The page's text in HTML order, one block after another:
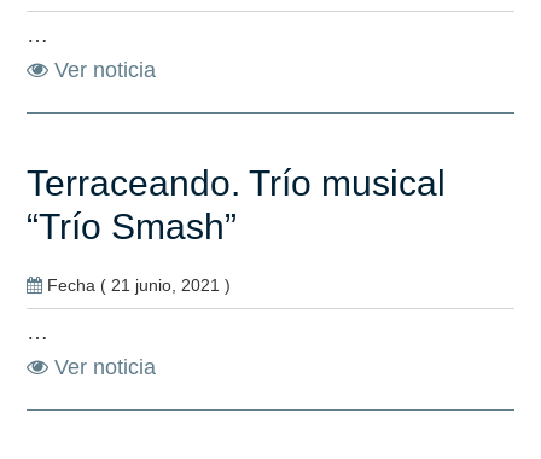
…
Ver noticia
Terraceando. Trío musical
“Trío Smash”
Fecha ( 21 junio, 2021 )
…
Ver noticia